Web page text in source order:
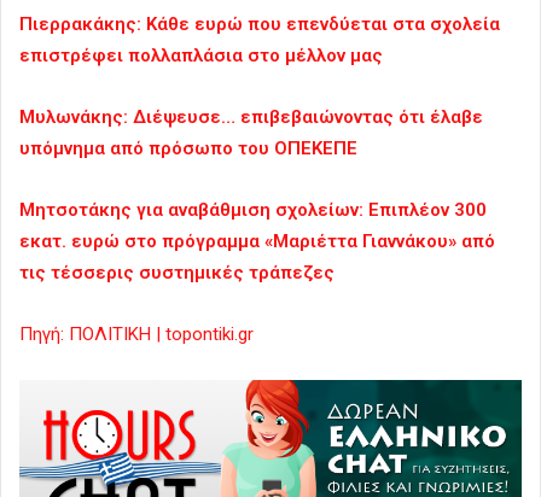
Πιερρακάκης: Κάθε ευρώ που επενδύεται στα σχολεία
επιστρέφει πολλαπλάσια στο μέλλον μας
Μυλωνάκης: Διέψευσε… επιβεβαιώνοντας ότι έλαβε
υπόμνημα από πρόσωπο του ΟΠΕΚΕΠΕ
Μητσοτάκης για αναβάθμιση σχολείων: Επιπλέον 300
εκατ. ευρώ στο πρόγραμμα «Μαριέττα Γιαννάκου» από
τις τέσσερις συστημικές τράπεζες
Πηγή: ΠΟΛΙΤΙΚΗ | topontiki.gr